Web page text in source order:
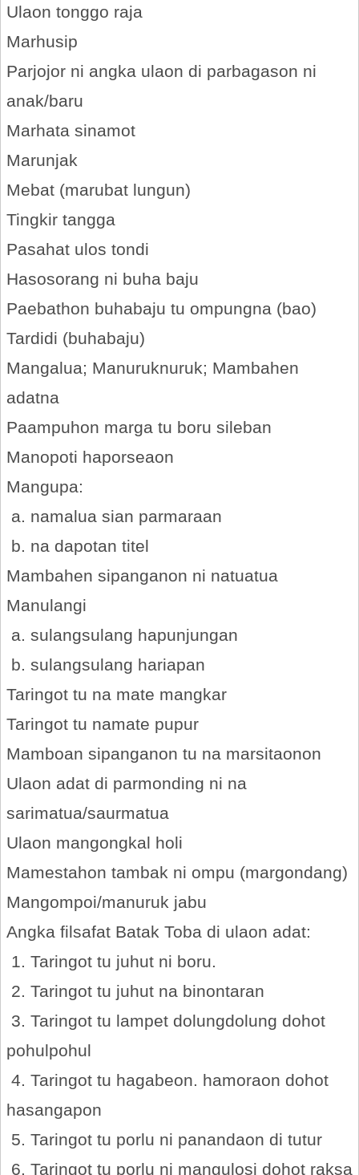
Ulaon tonggo raja
Marhusip
Parjojor ni angka ulaon di parbagason ni
anak/baru
Marhata sinamot
Marunjak
Mebat (marubat lungun)
Tingkir tangga
Pasahat ulos tondi
Hasosorang ni buha baju
Paebathon buhabaju tu ompungna (bao)
Tardidi (buhabaju)
Mangalua; Manuruknuruk; Mambahen
adatna
Paampuhon marga tu boru sileban
Manopoti haporseaon
Mangupa:
a. namalua sian parmaraan
b. na dapotan titel
Mambahen sipanganon ni natuatua
Manulangi
a. sulangsulang hapunjungan
b. sulangsulang hariapan
Taringot tu na mate mangkar
Taringot tu namate pupur
Mamboan sipanganon tu na marsitaonon
Ulaon adat di parmonding ni na
sarimatua/saurmatua
Ulaon mangongkal holi
Mamestahon tambak ni ompu (margondang)
Mangompoi/manuruk jabu
Angka filsafat Batak Toba di ulaon adat:
1. Taringot tu juhut ni boru.
2. Taringot tu juhut na binontaran
3. Taringot tu lampet dolungdolung dohot
pohulpohul
4. Taringot tu hagabeon. hamoraon dohot
hasangapon
5. Taringot tu porlu ni panandaon di tutur
6. Taringot tu porlu ni mangulosi dohot raksa